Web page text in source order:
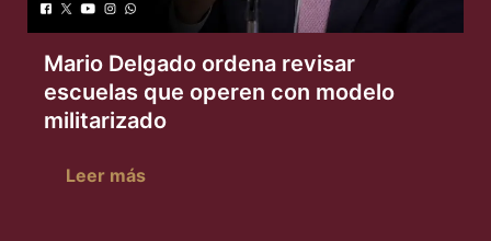
Mario Delgado ordena revisar
escuelas que operen con modelo
militarizado
Leer más